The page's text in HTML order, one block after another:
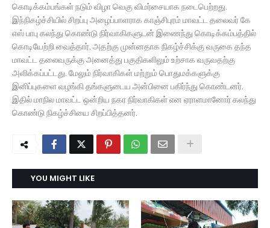
கொடிக்கம்பங்கள் நடும் விழா வெகு விமர்சையாக நடைபெற்றது.
இந்நிகழ்ச்சியில் சிறப்பு அழைப்பாளராக காஞ்சிபுரம் மாவட்ட தலைவர் கே
எஸ் பாபு கலந்து கொண்டு நிர்வாகிகளுடன் இணைந்து கொடிக்கம்பத்தில்
கொடியேற்றி வைத்தார். அதற்கு முன்னதாக நிகழ்ச்சிக்கு வருகை தந்த
மாவட்ட தலைவருக்கு அனைத்து பகுதிகளிலும் உற்சாக வருவதற்கு
அளிக்கப்பட்டது. மேலும் நிர்வாகிகள் மற்றும் பொதுமக்களுக்கு
இனிப்புகளை வழங்கி தங்களுடைய அன்பினை பகிர்ந்து கொண்டனர்.
இதில் மாநில மாவட்ட ஒன்றிய நகர நிர்வாகிகள் என ஏராளமானோர் கலந்து
கொண்டு நிகழ்ச்சியை சிறப்பித்தனர்.
YOU MIGHT LIKE